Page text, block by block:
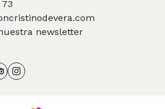
newsletter